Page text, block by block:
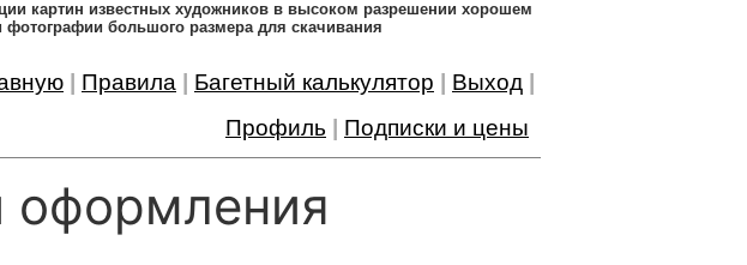
картин известных художников в высоком разрешении хорошем
фотографии большого размера для скачивания
Правила Багетный калькулятор Выход
Профиль
Подписки и цены
оформления